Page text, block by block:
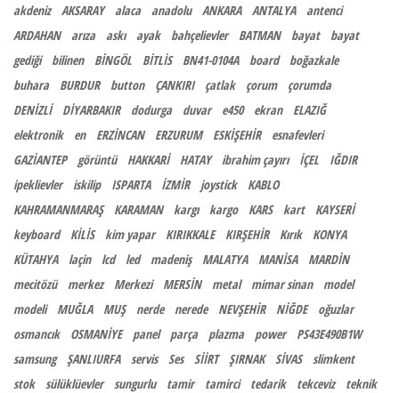
akdeniz
AKSARAY alaca anadolu ANKARA ANTALYA
antenci
ARDAHAN
arıza askı ayak bahçelievler BATMAN bayat
bayat
gediği
bilinen BİNGÖL BİTLİS BN41-0104A board
boğazkale
buhara
BURDUR button ÇANKIRI çatlak çorum
çorumda
DENİZLİ
DİYARBAKIR dodurga duvar e450 ekran
ELAZIĞ
elektronik
en ERZİNCAN ERZURUM ESKİŞEHİR
esnafevleri
GAZİANTEP
görüntü HAKKARİ HATAY ibrahim çayırı İÇEL
IĞDIR
ipeklievler
iskilip ISPARTA İZMİR joystick
KABLO
KAHRAMANMARAŞ
KARAMAN kargı kargo KARS kart
KAYSERİ
keyboard
KİLİS kim yapar KIRIKKALE KIRŞEHİR Kırık
KONYA
KÜTAHYA
laçin lcd led madeniş MALATYA MANİSA
MARDİN
mecitözü
merkez Merkezi MERSİN metal mimar sinan
model
modeli
MUĞLA MUŞ nerde nerede NEVŞEHİR NİĞDE
oğuzlar
osmancık
OSMANİYE panel parça plazma power
PS43E490B1W
samsung
ŞANLIURFA servis Ses SİİRT ŞIRNAK SİVAS
slimkent
stok
sülüklüevler sungurlu tamir tamirci tedarik tekceviz
teknik